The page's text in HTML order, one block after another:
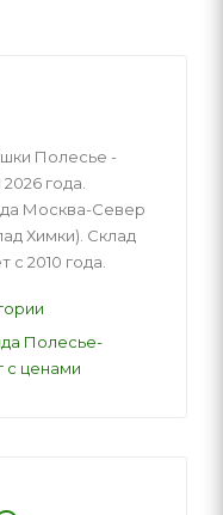
Полесье -
года.
Москва-Север
Химки). Склад
с 2010 года.
Полесье-
с ценами